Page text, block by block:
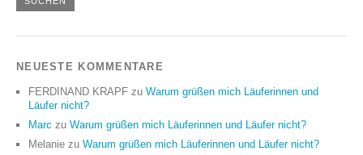
NEUESTE KOMMENTARE
FERDINAND KRAPF zu Warum grüßen mich Läuferinnen und
Läufer nicht?
Marc zu Warum grüßen mich Läuferinnen und Läufer nicht?
Melanie zu Warum grüßen mich Läuferinnen und Läufer nicht?